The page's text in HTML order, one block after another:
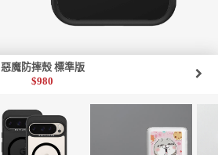
惡魔防摔殼 標準版
$980